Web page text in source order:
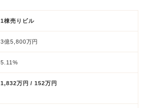
1棟売りビル
3億5,800万円
5.11%
1,832万円 / 152万円